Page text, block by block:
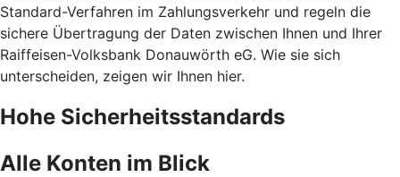
Standard-Verfahren im Zahlungsverkehr und regeln die
sichere Übertragung der Daten zwischen Ihnen und Ihrer
Raiffeisen-Volksbank Donauwörth eG. Wie sie sich
unterscheiden, zeigen wir Ihnen hier.
Hohe Sicherheitsstandards
Alle Konten im Blick